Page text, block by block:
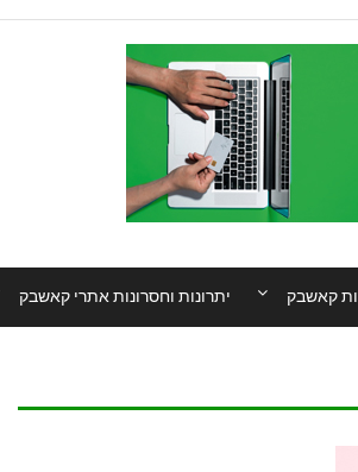
יתרונות וחסרונות אתרי קאשבק קאשבק